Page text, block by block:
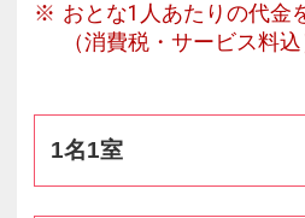
おとな1人あたりの代金
（消費税・サービス料込
1名1室